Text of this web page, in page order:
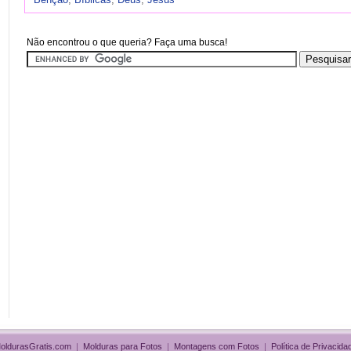
Não encontrou o que queria? Faça uma busca!
| Molduras para Fotos | Montagens com Fotos | Política de